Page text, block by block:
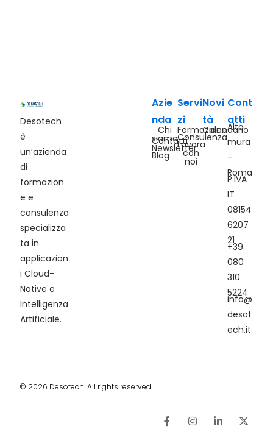
Desotech
è
un’azienda
di
formazion
e e
consulenza
specializza
ta in
applicazion
i Cloud-
Native e
Intelligenza
Artificiale.
Azie
nda
Chi
siamo
Contatti
Newsletter
Blog
Servi
zi
Formazione
Consulenza
Lavora
con
noi
Novi
tà
Calendario
Cont
atti
Alta
mura
–
Roma
P.IVA
IT
08154
6207
21
+39
080
310
5224
info@
desot
ech.it
© 2026 Desotech. All rights reserved.